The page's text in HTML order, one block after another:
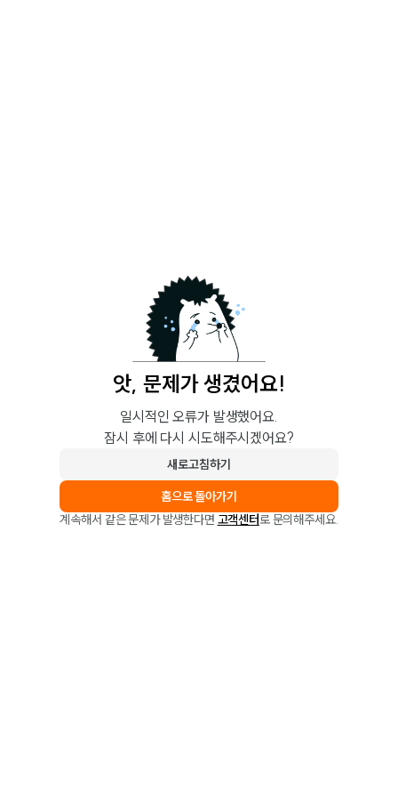
앗, 문제가 생겼어요!
일시적인 오류가 발생했어요.
잠시 후에 다시 시도해주시겠어요?
새로고침하기
홈으로 돌아가기
계속해서 같은 문제가 발생한다면 고객센터로 문의해주세요.